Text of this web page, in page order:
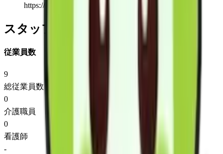
https://www.atc-greencare.com/
スタッフ情報
従業員数
9
総従業員数
0
介護職員
0
看護師
-